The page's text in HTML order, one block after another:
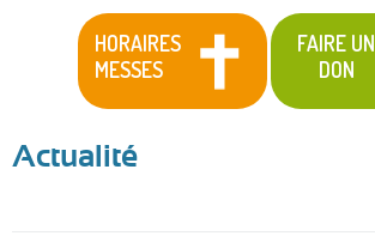
HORAIRES
MESSES
FAIRE UN
DON
Actualité